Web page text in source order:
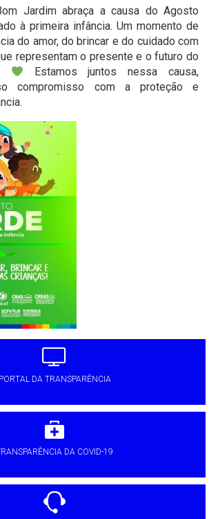
Jardim abraça a causa do Agosto
à primeira infância. Um momento de
do amor, do brincar e do cuidado com
representam o presente e o futuro do
Estamos juntos nessa causa,
compromisso com a proteção e
PORTAL DA TRANSPARÊNCIA
DA COVID-19